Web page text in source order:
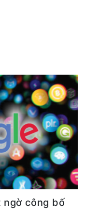
ngờ công bố